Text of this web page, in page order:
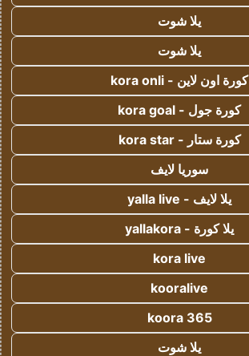
يلا شوت
يلا شوت
كورة اون لاين - kora onli
كورة جول - kora goal
كورة ستار - kora star
سوريا لايف
يلا لايف - yalla live
يلا كورة - yallakora
kora live
kooralive
koora 365
يلا شوت